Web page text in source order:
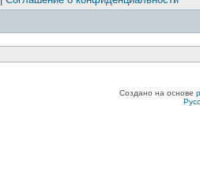
Создано на основе